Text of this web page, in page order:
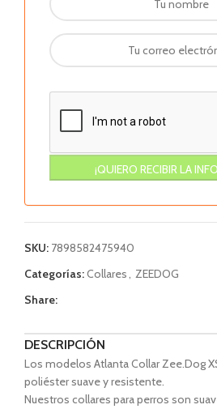
SKU: 7898582475940
Categorías:Collares, ZEEDOG
Share:
DESCRIPCIÓN
Los modelos Atlanta Collar Zee.Dog
poliéster suave y resistente.
Nuestros collares para perros son